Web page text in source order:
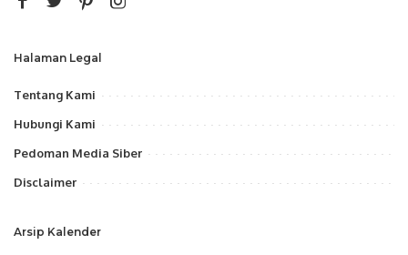
Halaman Legal
Tentang Kami
Hubungi Kami
Pedoman Media Siber
Disclaimer
Arsip Kalender